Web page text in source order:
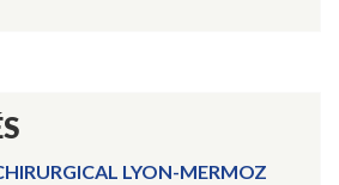
LYON-MERMOZ